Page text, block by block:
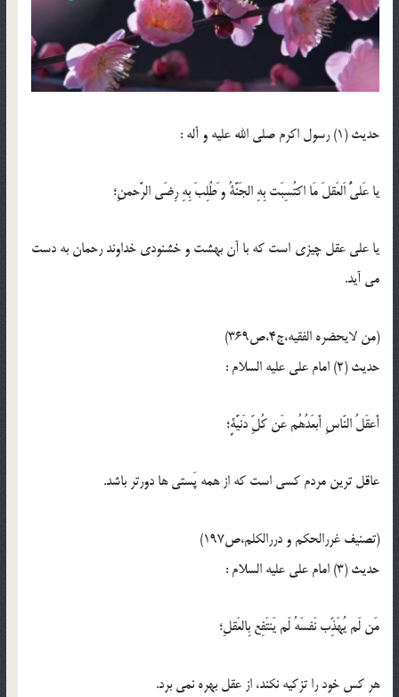
حدیث (1) رسول اكرم صلى الله عليه و آله :
يا عَلىُّ اَلعَقلَ مَا اكتُسِبَت بِهِ الجَنَّةُ و َطُلِبَ بِهِ رِضَى الرَّحمنِ؛
يا على عقل چيزى است كه با آن بهشت و خشنودى خداوند رحمان به دست
مى آيد.
(من لایحضره الفقیه،ج4،ص369)
حدیث (2) امام على عليه السلام :
أَعقَلُ النّاسِ أَبعَدُهُم عَن كُلِّ دَنيَّةٍ؛
عاقل ترين مردم كسى است كه از همه پَستى ها دورتر باشد.
(تصنیف غررالحکم و دررالکلم،ص197)
حدیث (3) امام على عليه السلام :
مَن لَم يُهَذِّب نَفسَهُ لَم يَنتَفِع بِالعَقلِ؛
هر كس خود را تزكيه نكند، از عقل بهره نمى برد.